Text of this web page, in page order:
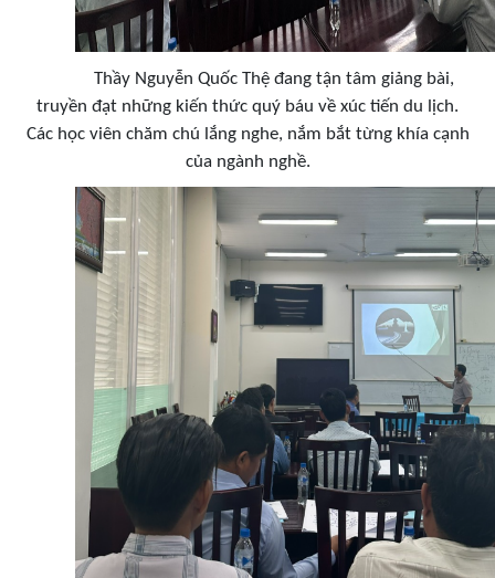
Thầy Nguyễn Quốc Thệ đang tận tâm giảng bài,
truyền đạt những kiến thức quý báu về xúc tiến du lịch.
Các học viên chăm chú lắng nghe, nắm bắt từng khía cạnh
của ngành nghề.